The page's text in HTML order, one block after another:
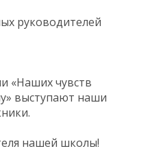
руководителей
«Наших чувств
выступают наши
нашей школы!